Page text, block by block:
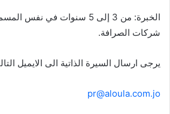
الخبرة: من 3 إلى 5 سنوات في
شركات الصرافة.
يرجى ارسال السيرة الذاتية الى الايميل
pr@aloula.com.jo